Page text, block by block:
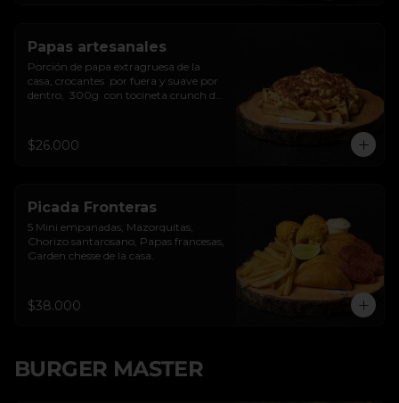
Papas artesanales
Porción de papa extragruesa de la
casa, crocantes  por fuera y suave por
dentro,  300g  con tocineta crunch de
$26.000
Picada Fronteras
5 Mini empanadas, Mazorquitas,
Chorizo santarosano, Papas francesas,
Garden chesse de la casa.
$38.000
BURGER MASTER